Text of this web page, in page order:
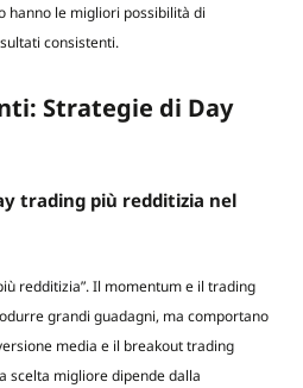
hanno le migliori possibilità di
consistenti.
Strategie di Day
trading più redditizia nel
redditizia”. Il momentum e il trading
grandi guadagni, ma comportano
media e il breakout trading
scelta migliore dipende dalla